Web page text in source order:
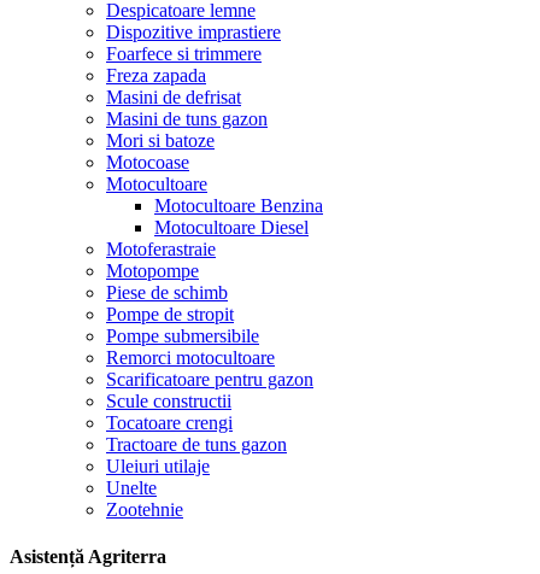
Despicatoare lemne
Dispozitive imprastiere
Foarfece si trimmere
Freza zapada
Masini de defrisat
Masini de tuns gazon
Mori si batoze
Motocoase
Motocultoare
Motocultoare Benzina
Motocultoare Diesel
Motoferastraie
Motopompe
Piese de schimb
Pompe de stropit
Pompe submersibile
Remorci motocultoare
Scarificatoare pentru gazon
Scule constructii
Tocatoare crengi
Tractoare de tuns gazon
Uleiuri utilaje
Unelte
Zootehnie
Asistență Agriterra